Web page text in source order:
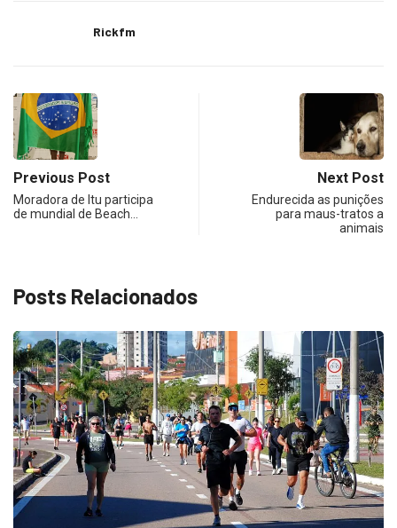
Rickfm
Previous Post
Moradora de Itu participa
de mundial de Beach…
Next Post
Endurecida as punições
para maus-tratos a
animais
Posts Relacionados